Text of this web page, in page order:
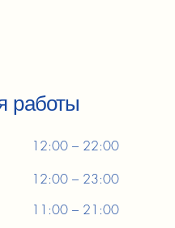
работы
12:00 – 22:00
12:00 – 23:00
11:00 – 21:00